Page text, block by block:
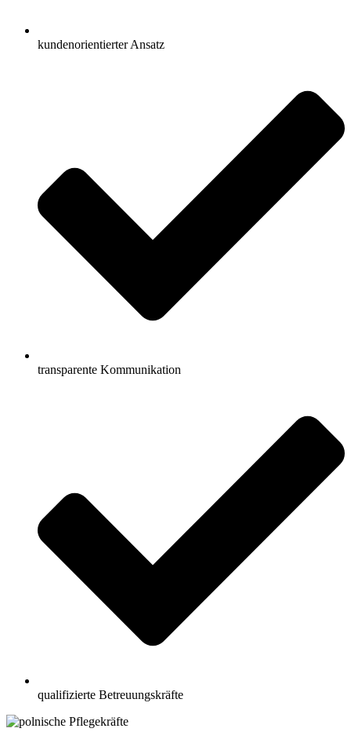
kundenorientierter Ansatz
transparente Kommunikation
qualifizierte Betreuungskräfte